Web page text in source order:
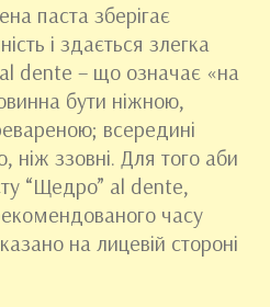
паста зберігає
і здається злегка
dente – що означає «на
бути ніжною,
всередині
ніж ззовні. Для того аби
“Щедро” al dente,
часу
на лицевій стороні